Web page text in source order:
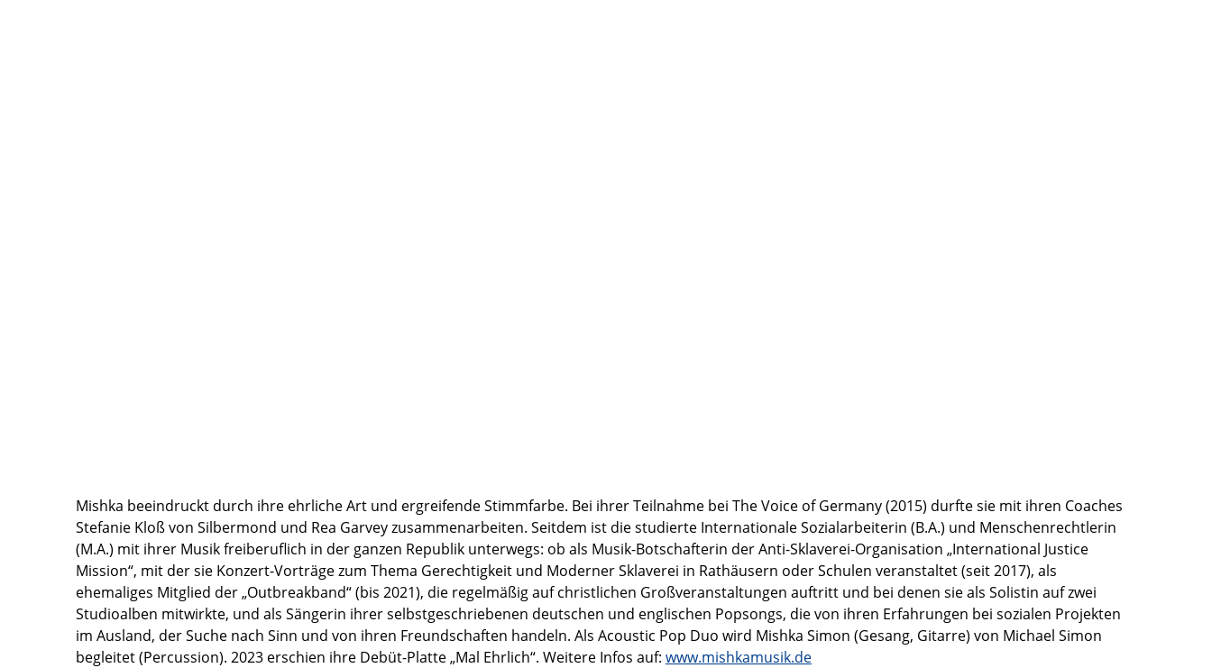
Mishka beeindruckt durch ihre ehrliche Art und ergreifende Stimmfarbe. Bei ihrer Teilnahme bei The Voice of Germany (2015) durfte sie mit ihren Coaches
Stefanie Kloß von Silbermond und Rea Garvey zusammenarbeiten. Seitdem ist die studierte Internationale Sozialarbeiterin (B.A.) und Menschenrechtlerin
(M.A.) mit ihrer Musik freiberuflich in der ganzen Republik unterwegs: ob als Musik-Botschafterin der Anti-Sklaverei-Organisation „International Justice
Mission“, mit der sie Konzert-Vorträge zum Thema Gerechtigkeit und Moderner Sklaverei in Rathäusern oder Schulen veranstaltet (seit 2017), als
ehemaliges Mitglied der „Outbreakband“ (bis 2021), die regelmäßig auf christlichen Großveranstaltungen auftritt und bei denen sie als Solistin auf zwei
Studioalben mitwirkte, und als Sängerin ihrer selbstgeschriebenen deutschen und englischen Popsongs, die von ihren Erfahrungen bei sozialen Projekten
im Ausland, der Suche nach Sinn und von ihren Freundschaften handeln. Als Acoustic Pop Duo wird Mishka Simon (Gesang, Gitarre) von Michael Simon
begleitet (Percussion). 2023 erschien ihre Debüt-Platte „Mal Ehrlich“. Weitere Infos auf: www.mishkamusik.de